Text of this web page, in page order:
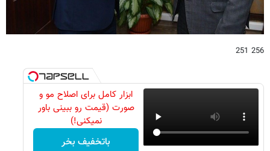
256 251
ابزار کامل برای اصلاح مو و
صورت (قیمت رو ببینی باور
نمیکنی!)
باتخفیف بخر